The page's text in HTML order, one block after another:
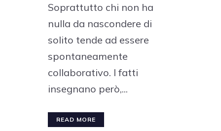
Soprattutto chi non ha
nulla da nascondere di
solito tende ad essere
spontaneamente
collaborativo. I fatti
insegnano però,...
READ MORE